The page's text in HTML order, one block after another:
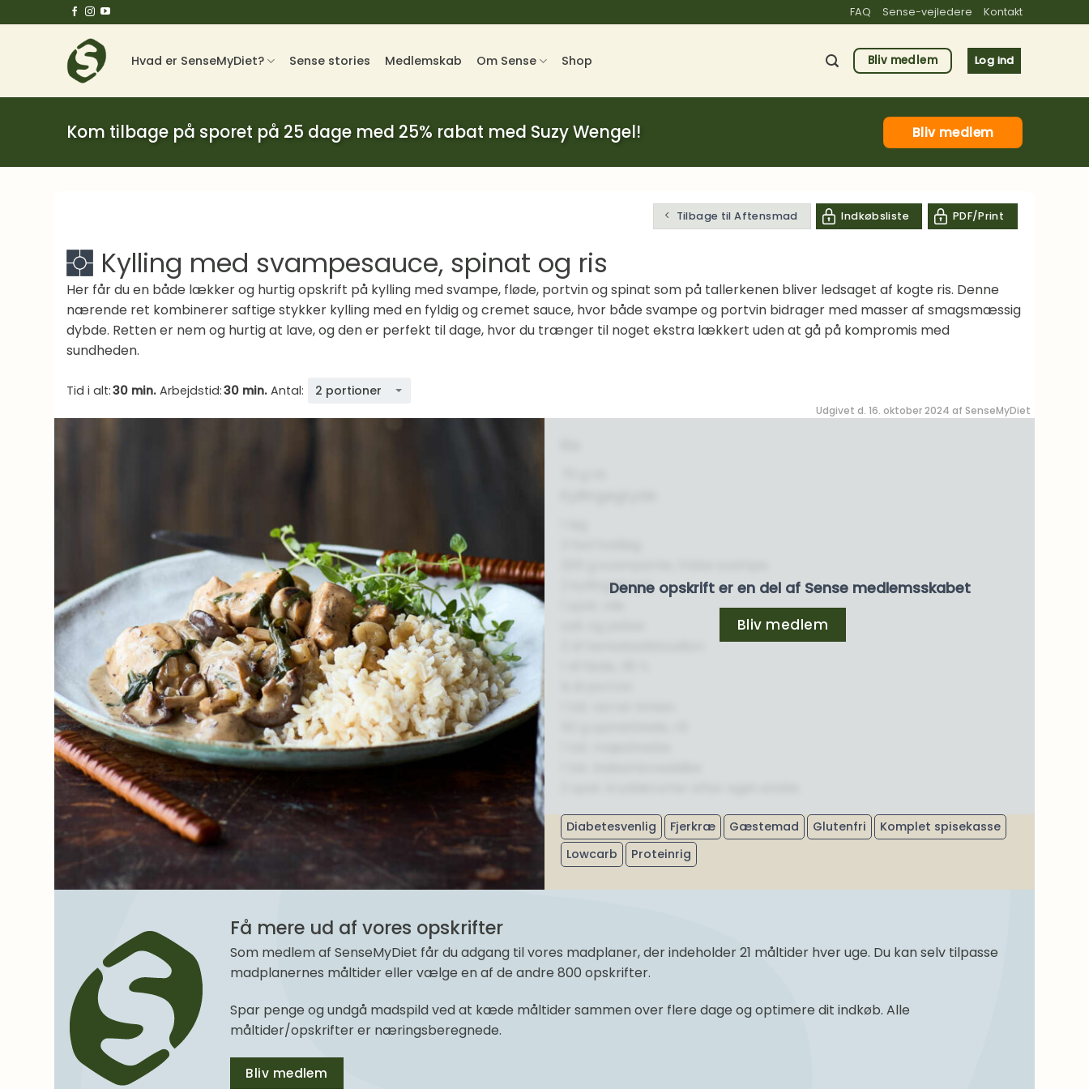
til
FAQ Sense-vejledere Kontakt
Hvad er SenseMyDiet? Sense stories Medlemskab Om Sense Shop Bliv medlem Log ind
Kom tilbage på sporet på 25 dage med 25% rabat med Suzy Wengel! Bliv medlem
Tilbage til Aftensmad Indkøbsliste PDF/Print
Kylling med svampesauce, spinat og ris
Her får du en både lækker og hurtig opskrift på kylling med svampe, fløde, portvin og spinat som på tallerkenen bliver ledsaget af kogte ris. Denne
nærende ret kombinerer saftige stykker kylling med en fyldig og cremet sauce, hvor både svampe og portvin bidrager med masser af smagsmæssig
dybde. Retten er nem og hurtig at lave, og den er perfekt til dage, hvor du trænger til noget ekstra lækkert uden at gå på kompromis med
sundheden.
Tid i alt:30 min. Arbejdstid:30 min. Antal: 2 portioner
Udgivet d. 16. oktober 2024 af SenseMyDiet
Denne opskrift er en del af Sense medlemsskabet
Bliv medlem
2 kyllingebryst
Diabetesvenlig Fjerkræ Gæstemad Glutenfri
Komplet spisekasse
Lowcarb
Proteinrig
Få mere ud af vores opskrifter
Som medlem af SenseMyDiet får du adgang til vores madplaner, der indeholder 21 måltider hver uge. Du kan selv tilpasse
madplanernes måltider eller vælge en af de andre 800 opskrifter.
Spar penge og undgå madspild ved at kæde måltider sammen over flere dage og optimere dit indkøb. Alle
måltider/opskrifter er næringsberegnede.
Bliv medlem